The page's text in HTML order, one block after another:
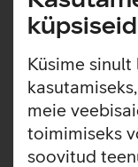
küpsiseid
Küsime
meie
toimimiseks
soovitud
lihtsaks.
laadimist ilma
Ümbris, mis ei
aastane garantii
Ümbris on
materjalidest.